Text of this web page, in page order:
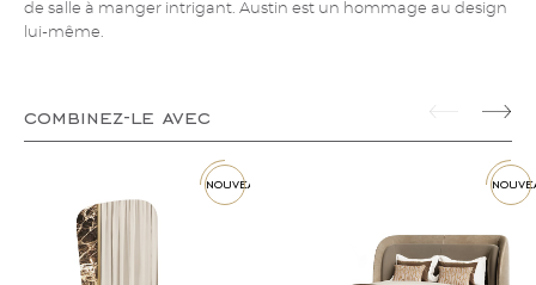
de salle à manger intrigant. Austin est un hommage au design
lui-même.
combinez-le avec
nouveau